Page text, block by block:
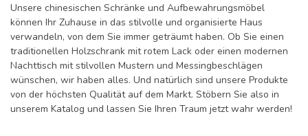
Unsere chinesischen Schränke und Aufbewahrungsmöbel
können Ihr Zuhause in das stilvolle und organisierte Haus
verwandeln, von dem Sie immer geträumt haben. Ob Sie einen
traditionellen Holzschrank mit rotem Lack oder einen modernen
Nachttisch mit stilvollen Mustern und Messingbeschlägen
wünschen, wir haben alles. Und natürlich sind unsere Produkte
von der höchsten Qualität auf dem Markt. Stöbern Sie also in
unserem Katalog und lassen Sie Ihren Traum jetzt wahr werden!